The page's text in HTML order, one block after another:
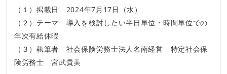
（１）掲載日 2024年7月17日（水）
（２）テーマ 導入を検討したい半日単位・時間単位での
年次有給休暇
（３）執筆者 社会保険労務士法人名南経営 特定社会保
険労務士 宮武貴美